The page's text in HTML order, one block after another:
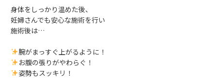
身体をしっかり温めた後、
妊婦さんでも安心な施術を行い
施術後は…
腕がまっすぐ上がるように！
お腹の張りがやわらぐ！
姿勢もスッキリ！